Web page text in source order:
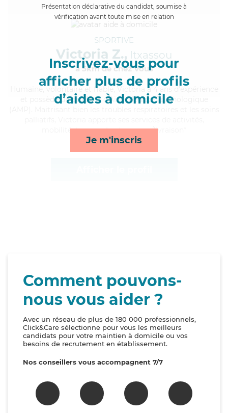
Présentation déclarative du candidat, soumise à
vérification avant toute mise en relation
Inscrivez-vous pour
afficher plus de profils
d’aides à domicile
Je m'inscris
SPORTIVE
Victoria Z., Itxassou
à 5km de chez Vous
, volontaire et fiable, Victoria a 4 ans d'expérience
et possède un diplôme d'Aide Médico-Psychologique
mobilité, transports et courses/livraison*
Comment pouvons-
nous vous aider ?
Avec un réseau de plus de 180 000 professionnels,
Click&Care sélectionne pour vous les meilleurs
candidats pour votre maintien à domicile ou vos
besoins de recrutement en établissement.
Nos conseillers vous accompagnent 7/7